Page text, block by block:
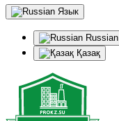
Язык
Russian
Қазақ